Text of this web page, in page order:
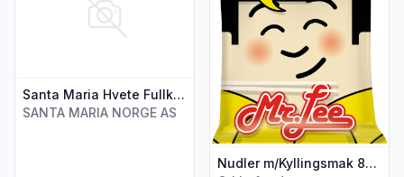
Santa Maria Hvete Fullkornsnudler 200g
SANTA MARIA NORGE AS
Nudler m/Kyllingsmak 85g Mr.Lee